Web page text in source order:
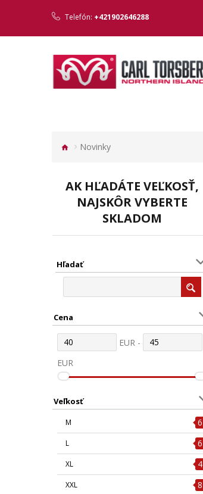
Telefón: +421902646288
Novinky
AK HĽADÁTE VEĽKOSŤ,
NAJSKÔR VYBERTE
SKLADOM
Hľadať
Cena
EUR -
EUR
Veľkosť
M 6
L 6
XL 4
XXL 8